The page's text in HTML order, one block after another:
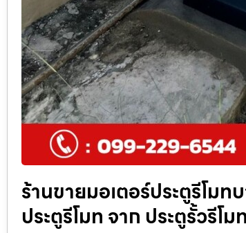
ร้านขายมอเตอร์ประตูรีโม
ประตูรีโมท จาก ประตูรั้วรีโ